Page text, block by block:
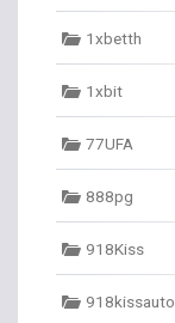
1xbetth
1xbit
77UFA
888pg
918Kiss
918kissauto